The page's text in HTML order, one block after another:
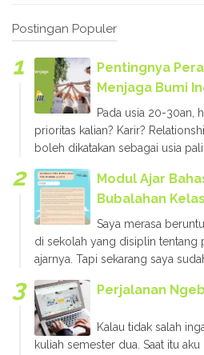
Postingan Populer
Pentingnya
Menjaga Bumi
Pada usia 20-30an,
prioritas kalian? Karir?
boleh dikatakan sebagai usia
Modul Ajar
Bubalahan
Saya merasa
di sekolah yang disiplin tentang
ajarnya. Tapi sekarang saya
Perjalanan
Kalau tidak salah
kuliah semester dua. Saat itu